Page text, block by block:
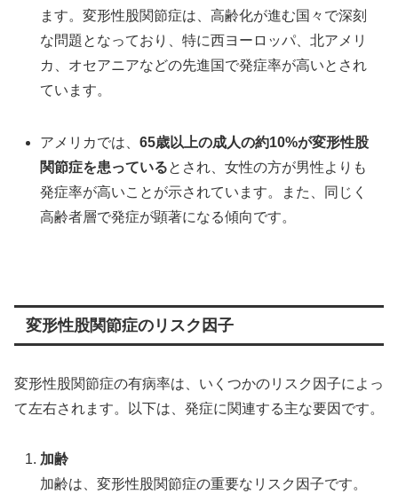
ます。変形性股関節症は、高齢化が進む国々で深刻
な問題となっており、特に西ヨーロッパ、北アメリ
カ、オセアニアなどの先進国で発症率が高いとされ
ています。
アメリカでは、65歳以上の成人の約10%が変形性股
関節症を患っているとされ、女性の方が男性よりも
発症率が高いことが示されています。また、同じく
高齢者層で発症が顕著になる傾向です。
変形性股関節症のリスク因子
変形性股関節症の有病率は、いくつかのリスク因子によっ
て左右されます。以下は、発症に関連する主な要因です。
加齢
加齢は、変形性股関節症の重要なリスク因子です。